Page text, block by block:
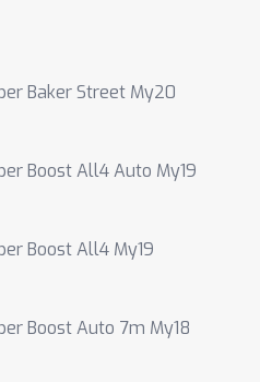
Baker Street My20
Boost All4 Auto My19
Boost All4 My19
Boost Auto 7m My18